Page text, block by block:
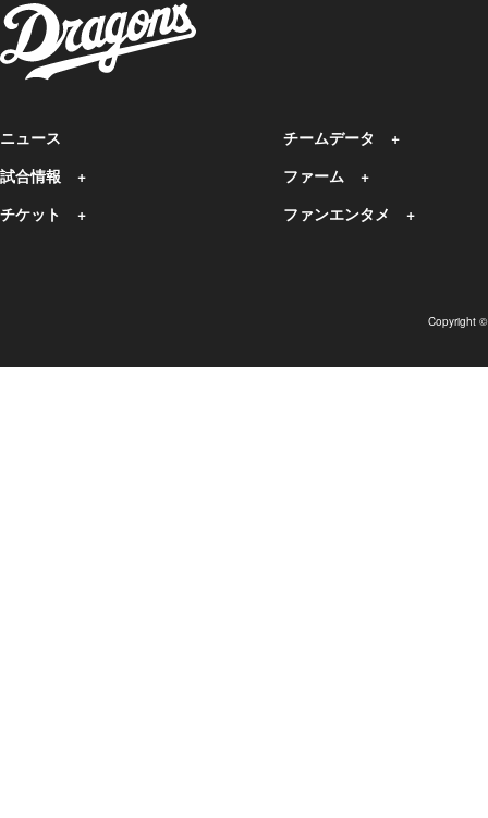
ニュース
試合情報
チケット
チームデータ
ファーム
ファンエンタメ
Copyright